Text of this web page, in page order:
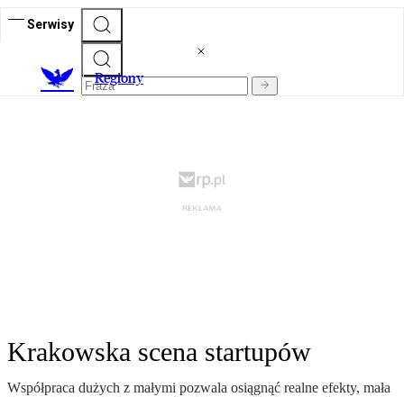
Serwisy
Regiony
Krakowska scena startupów
Współpraca dużych z małymi pozwala osiągnąć realne efekty, mała